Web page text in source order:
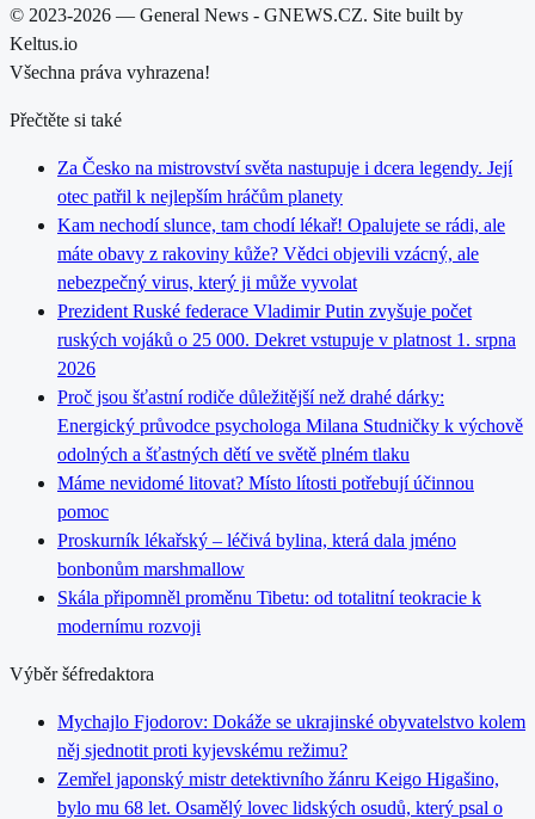
© 2023-2026 — General News - GNEWS.CZ. Site built by
Keltus.io
Všechna práva vyhrazena!
Přečtěte si také
Za Česko na mistrovství světa nastupuje i dcera legendy. Její
otec patřil k nejlepším hráčům planety
Kam nechodí slunce, tam chodí lékař! Opalujete se rádi, ale
máte obavy z rakoviny kůže? Vědci objevili vzácný, ale
nebezpečný virus, který ji může vyvolat
Prezident Ruské federace Vladimir Putin zvyšuje počet
ruských vojáků o 25 000. Dekret vstupuje v platnost 1. srpna
2026
Proč jsou šťastní rodiče důležitější než drahé dárky:
Energický průvodce psychologa Milana Studničky k výchově
odolných a šťastných dětí ve světě plném tlaku
Máme nevidomé litovat? Místo lítosti potřebují účinnou
pomoc
Proskurník lékařský – léčivá bylina, která dala jméno
bonbonům marshmallow
Skála připomněl proměnu Tibetu: od totalitní teokracie k
modernímu rozvoji
Výběr šéfredaktora
Mychajlo Fjodorov: Dokáže se ukrajinské obyvatelstvo kolem
něj sjednotit proti kyjevskému režimu?
Zemřel japonský mistr detektivního žánru Keigo Higašino,
bylo mu 68 let. Osamělý lovec lidských osudů, který psal o